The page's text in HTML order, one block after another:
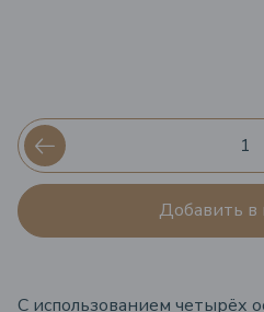
Добавить в
С использованием четырёх